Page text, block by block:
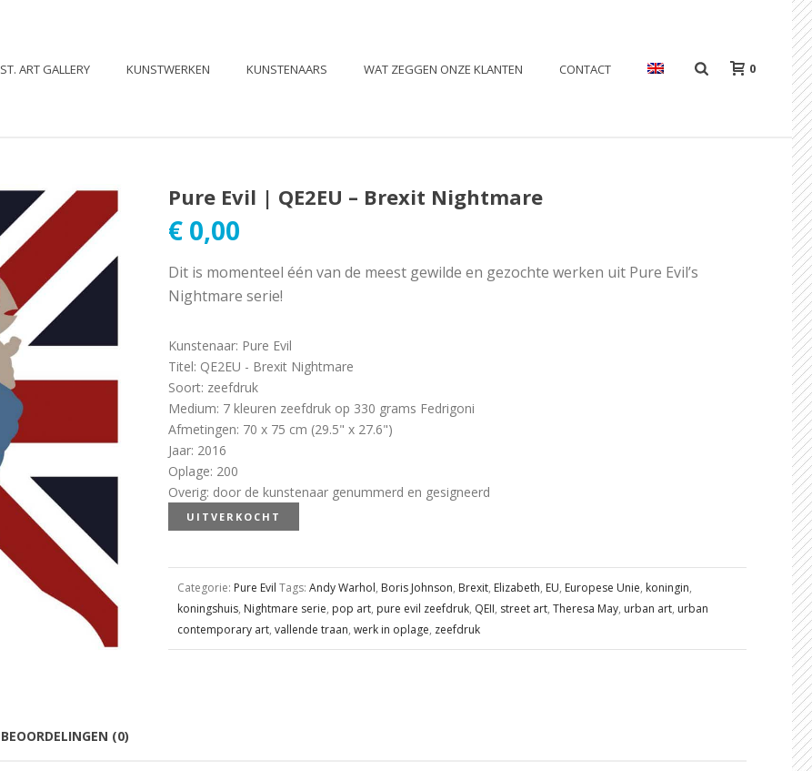
ST. ART GALLERY KUNSTWERKEN KUNSTENAARS WAT ZEGGEN ONZE KLANTEN CONTACT 0
Pure Evil | QE2EU – Brexit Nightmare
€ 0,00
Dit is momenteel één van de meest gewilde en gezochte werken uit Pure Evil’s
Nightmare serie!
Kunstenaar: Pure Evil
Titel: QE2EU - Brexit Nightmare
Soort: zeefdruk
Medium: 7 kleuren zeefdruk op 330 grams Fedrigoni
Afmetingen: 70 x 75 cm (29.5" x 27.6")
Jaar: 2016
Oplage: 200
Overig: door de kunstenaar genummerd en gesigneerd
UITVERKOCHT
Categorie: Pure Evil Tags: Andy Warhol, Boris Johnson, Brexit, Elizabeth, EU, Europese Unie, koningin,
koningshuis, Nightmare serie, pop art, pure evil zeefdruk, QEII, street art, Theresa May, urban art, urban
contemporary art, vallende traan, werk in oplage, zeefdruk
BEOORDELINGEN (0)